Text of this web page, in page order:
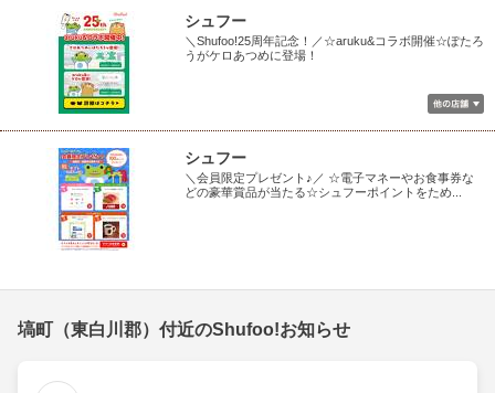
シュフー
＼Shufoo!25周年記念！／☆aruku&コラボ開催☆ぽたろ
うがケロあつめに登場！
シュフー
＼会員限定プレゼント♪／ ☆電子マネーやお食事券な
どの豪華賞品が当たる☆シュフーポイントをため...
塙町（東白川郡）付近のShufoo!お知らせ